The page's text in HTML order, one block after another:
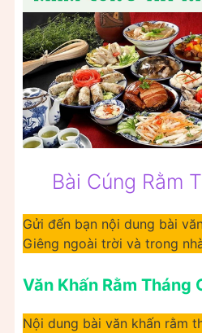
Bài Cúng Rằm
Gửi đến bạn nội dung bài
Giêng ngoài trời và trong
Văn Khấn Rằm Tháng
Nội dung bài văn khấn rằm